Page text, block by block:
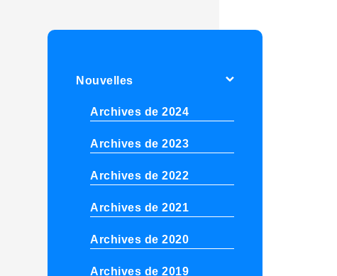
Nouvelles
Archives de 2024
Archives de 2023
Archives de 2022
Archives de 2021
Archives de 2020
Archives de 2019